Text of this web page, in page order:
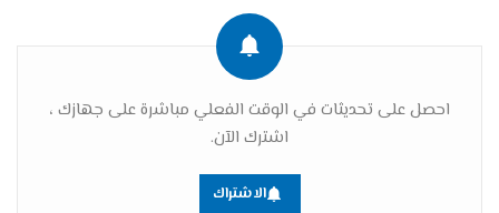
احصل على تحديثات في الوقت الفعلي مباشرة على جهازك ،
اشترك الآن.
الاشتراك